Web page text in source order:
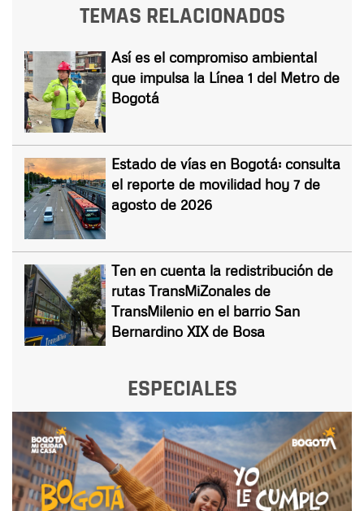
TEMAS RELACIONADOS
Así es el compromiso ambiental
que impulsa la Línea 1 del Metro de
Bogotá
Estado de vías en Bogotá: consulta
el reporte de movilidad hoy 7 de
agosto de 2026
Ten en cuenta la redistribución de
rutas TransMiZonales de
TransMilenio en el barrio San
Bernardino XIX de Bosa
ESPECIALES